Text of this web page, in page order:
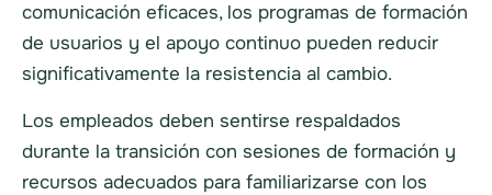
comunicación eficaces, los programas de formación
de usuarios y el apoyo continuo pueden reducir
significativamente la resistencia al cambio.
Los empleados deben sentirse respaldados
durante la transición con sesiones de formación y
recursos adecuados para familiarizarse con los